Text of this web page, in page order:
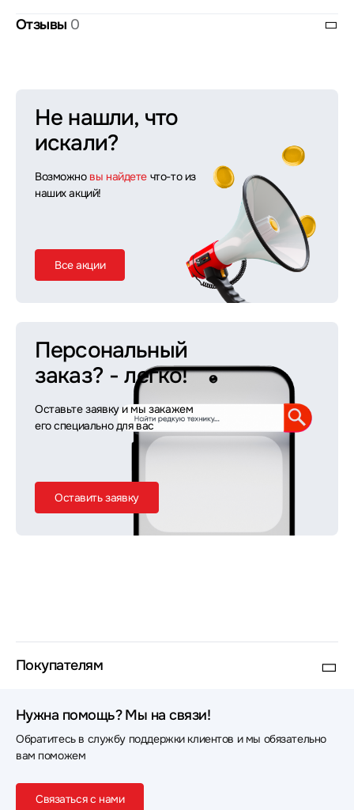
Отзывы 0
Не нашли, что
искали?
Возможно вы найдете что-то из
наших акций!
Все акции
Персональный
заказ? - легко!
Оставьте заявку и мы закажем
его специально для вас
Оставить заявку
Покупателям
Нужна помощь? Мы на связи!
Обратитесь в службу поддержки клиентов и мы обязательно
вам поможем
Связаться с нами